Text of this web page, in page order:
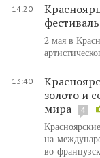
14:20
2 мая в
13:40
золото и
мира
4
на
во